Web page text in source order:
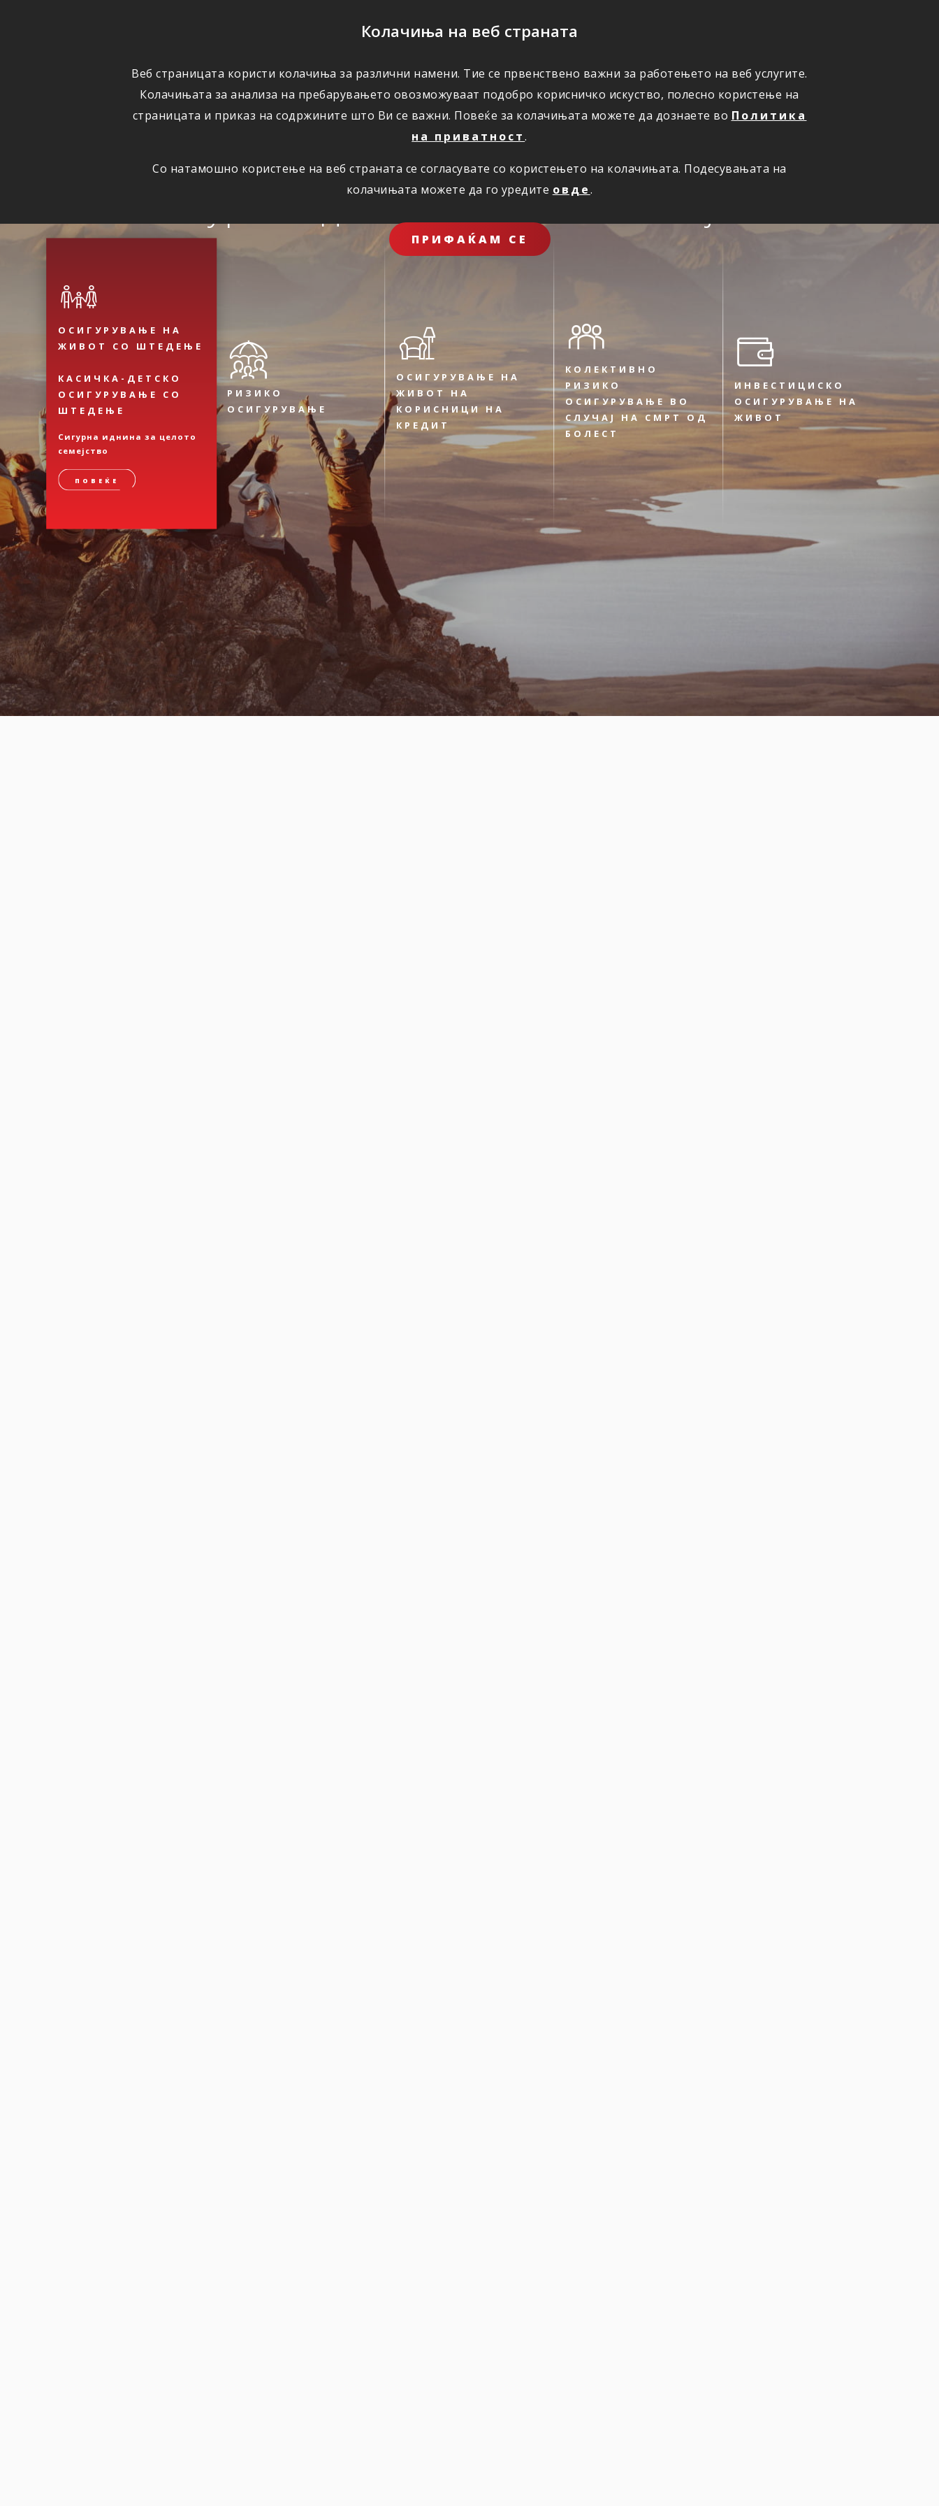
Колачиња на веб страната
Веб страницата користи колачиња за различни намени. Тие се првенствено важни за работењето на веб услугите.
Колачињата за анализа на пребарувањето овозможуваат подобро корисничко искуство, полесно користење на
страницата и приказ на содржините што Ви се важни. Повеќе за колачињата можете да дознаете во Политика
на приватност.
Со натамошно користење на веб страната се согласувате со користењето на колачињата. Подесувањата на
колачињата можете да го уредите овде.
ПРИФАЌАМ СЕ
Сигурна иднина за целото семејство
ОСИГУРУВАЊЕ НА
ЖИВОТ СО ШТЕДЕЊЕ
КАСИЧКА-ДЕТСКО
ОСИГУРУВАЊЕ СО
ШТЕДЕЊЕ
Сигурна иднина за целото
семејство
ПОВЕЌЕ
РИЗИКО
ОСИГУРУВАЊЕ
ОСИГУРУВАЊЕ НА
ЖИВОТ НА
КОРИСНИЦИ НА
КРЕДИТ
КОЛЕКТИВНО
РИЗИКО
ОСИГУРУВАЊЕ ВО
СЛУЧАЈ НА СМРТ ОД
БОЛЕСТ
ИНВЕСТИЦИСКО
ОСИГУРУВАЊЕ НА
ЖИВОТ